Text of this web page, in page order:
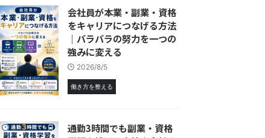
会社員が本業・副業・資格
をキャリアにつなげる方法
｜バラバラの努力を一つの
強みに変える
2026/8/5
働き方を整える
通勤3時間でも副業・資格